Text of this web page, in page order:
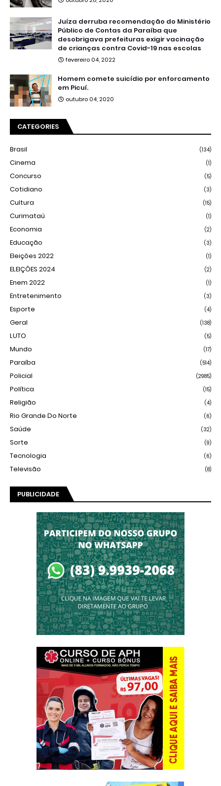
Juíza derruba recomendação do Ministério
Público de Contas da Paraíba que
desobrigava prefeituras exigir vacinação
de crianças contra Covid-19 nas escolas
fevereiro 04, 2022
Homem comete suicídio por enforcamento
em Picuí.
outubro 04, 2020
CATEGORIES
Brasil (134)
Cinema (1)
Concurso (5)
Cotidiano (3)
Cultura (15)
Curimataú (1)
Economia (2)
Educação (3)
Eleições 2022 (1)
ELEIÇÕES 2024 (2)
Enem 2022 (1)
Entretenimento (3)
Esporte (4)
Geral (138)
LUTO (5)
Mundo (17)
Paraíba (514)
Policial (2985)
Política (15)
Religião (4)
Rio Grande Do Norte (6)
Saúde (32)
Sorte (9)
Tecnologia (6)
Televisão (8)
PUBLICIDADE